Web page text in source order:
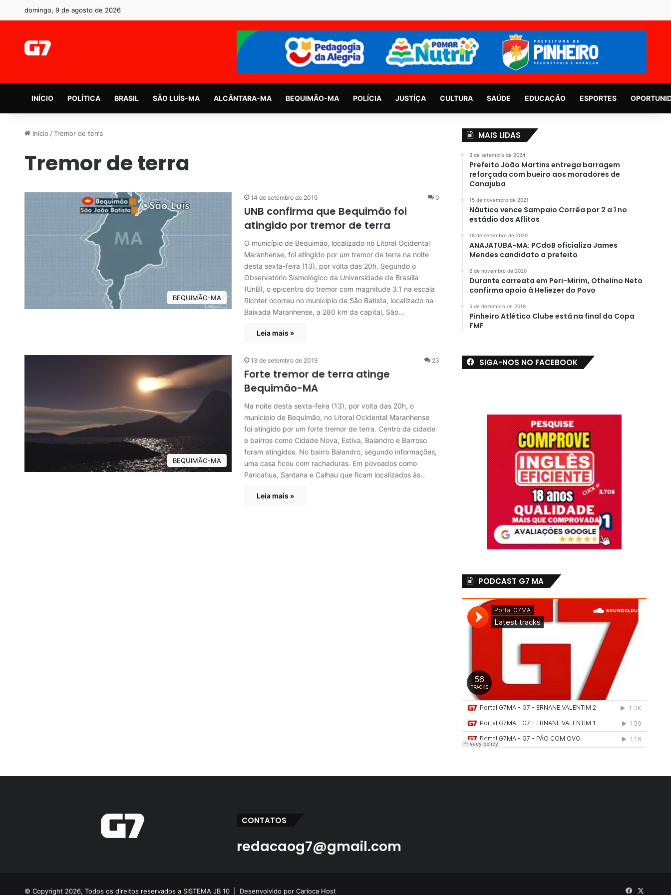
domingo, 9 de agosto de 2026
INÍCIO POLÍTICA BRASIL SÃO LUÍS-MA ALCÂNTARA-MA BEQUIMÃO-MA POLÍCIA JUSTÍÇA CULTURA SAÚDE EDUCAÇÃO ESPORTES
Início / Tremor de terra
Tremor de terra
BEQUIMÃO-MA
14 de setembro de 2019 0
UNB confirma que Bequimão foi
atingido por tremor de terra
O município de Bequimão, localizado no Litoral Ocidental
Maranhense, foi atingido por um tremor de terra na noite
desta sexta-feira (13), por volta das 20h. Segundo o
Observatório Sismológico da Universidade de Brasília
(UnB), o epicentro do tremor com magnitude 3.1 na escala
Richter ocorreu no município de São Batista, localizado na
Baixada Maranhense, a 280 km da capital, São…
Leia mais »
BEQUIMÃO-MA
13 de setembro de 2019 23
Forte tremor de terra atinge
Bequimão-MA
Na noite desta sexta-feira (13), por volta das 20h, o
município de Bequimão, no Litoral Ocidental Maranhense
foi atingido por um forte tremor de terra. Centro da cidade
e bairros como Cidade Nova, Estiva, Balandro e Barroso
foram atingidos. No bairro Balandro, segundo informações,
uma casa ficou com rachaduras. Em povoados como
Paricatiua, Santana e Calhau que ficam localizados às…
Leia mais »
MAIS LIDAS
3 de setembro de 2024
Prefeito João Martins entrega barragem
reforçada com bueiro aos moradores de
Canajuba
15 de novembro de 2021
Náutico vence Sampaio Corrêa por 2 a 1 no
estádio dos Aflitos
18 de setembro de 2020
ANAJATUBA-MA: PCdoB oficializa James
Mendes candidato a prefeito
2 de novembro de 2020
Durante carreata em Peri-Mirim, Othelino Neto
confirma apoio à Heliezer do Povo
5 de dezembro de 2018
Pinheiro Atlético Clube está na final da Copa
FMF
SIGA-NOS NO FACEBOOK
PODCAST G7 MA
CONTATOS
redacaog7@gmail.com
© Copyright 2026, Todos os direitos reservados a SISTEMA JB 10 | Desenvolvido por Carioca Host Facebook